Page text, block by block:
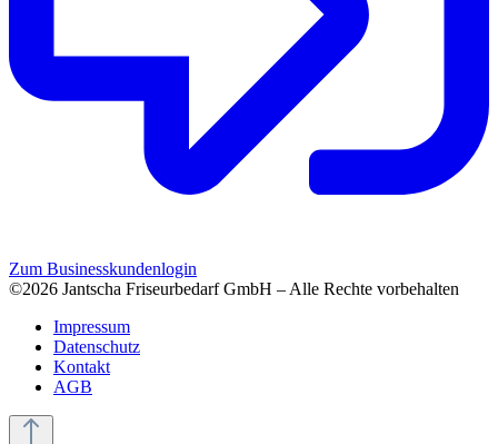
Zum Businesskundenlogin
©2026 Jantscha Friseurbedarf GmbH – Alle Rechte vorbehalten
Impressum
Datenschutz
Kontakt
AGB